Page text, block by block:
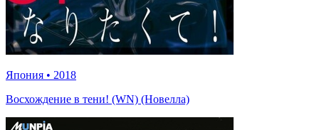
Япония • 2018
Восхождение в тени! (WN) (Новелла)